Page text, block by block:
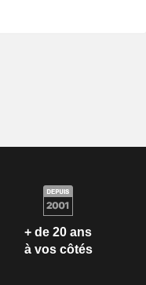
+ de 20 ans
à vos côtés